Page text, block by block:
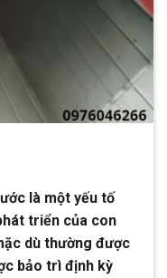
là một yếu tố
triển của con
dù thường được
bảo trì định kỳ